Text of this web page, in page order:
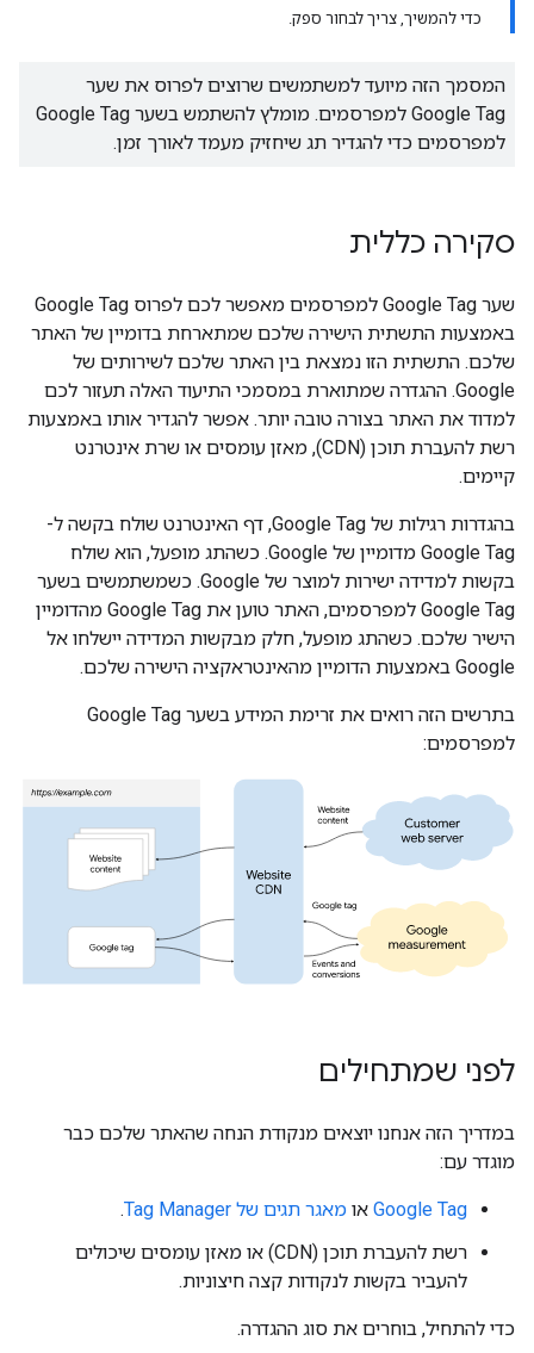
כדי להמשיך, צריך לבחור ספק.
המסמך הזה מיועד למשתמשים שרוצים לפרוס את שער
Google Tag למפרסמים. מומלץ להשתמש בשער Google Tag
למפרסמים כדי להגדיר תג שיחזיק מעמד לאורך זמן.
סקירה כללית
שער Google Tag למפרסמים מאפשר לכם לפרוס Google Tag
באמצעות התשתית הישירה שלכם שמתארחת בדומיין של האתר
שלכם. התשתית הזו נמצאת בין האתר שלכם לשירותים של
Google. ההגדרה שמתוארת במסמכי התיעוד האלה תעזור לכם
למדוד את האתר בצורה טובה יותר. אפשר להגדיר אותו באמצעות
רשת להעברת תוכן (CDN), מאזן עומסים או שרת אינטרנט
קיימים.
בהגדרות רגילות של Google Tag, דף האינטרנט שולח בקשה ל-
Google Tag מדומיין של Google. כשהתג מופעל, הוא שולח
בקשות למדידה ישירות למוצר של Google. כשמשתמשים בשער
Google Tag למפרסמים, האתר טוען את Google Tag מהדומיין
הישיר שלכם. כשהתג מופעל, חלק מבקשות המדידה יישלחו אל
Google באמצעות הדומיין מהאינטראקציה הישירה שלכם.
בתרשים הזה רואים את זרימת המידע בשער Google Tag
למפרסמים:
לפני שמתחילים
במדריך הזה אנחנו יוצאים מנקודת הנחה שהאתר שלכם כבר
מוגדר עם:
Google Tag או מאגר תגים של Tag Manager
.
רשת להעברת תוכן (CDN) או מאזן עומסים שיכולים
להעביר בקשות לנקודות קצה חיצוניות.
כדי להתחיל, בוחרים את סוג ההגדרה.